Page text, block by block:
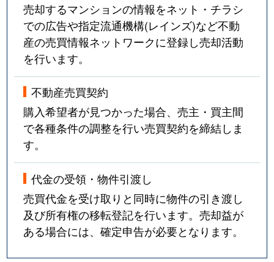
売却するマンションの情報をネット・チラシ
での広告や指定流通機構(レインズ)など不動
産の売買情報ネットワークに登録し売却活動
を行います。
不動産売買契約
購入希望者が見つかった場合、売主・買主間
で各種条件の調整を行い売買契約を締結しま
す。
代金の受領・物件引渡し
売買代金を受け取りと同時に物件の引き渡し
及び所有権の移転登記を行います。売却益が
ある場合には、確定申告が必要となります。